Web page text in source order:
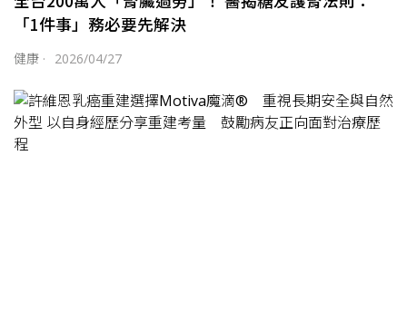
「1件事」務必要先解決
健康 · 2026/04/27